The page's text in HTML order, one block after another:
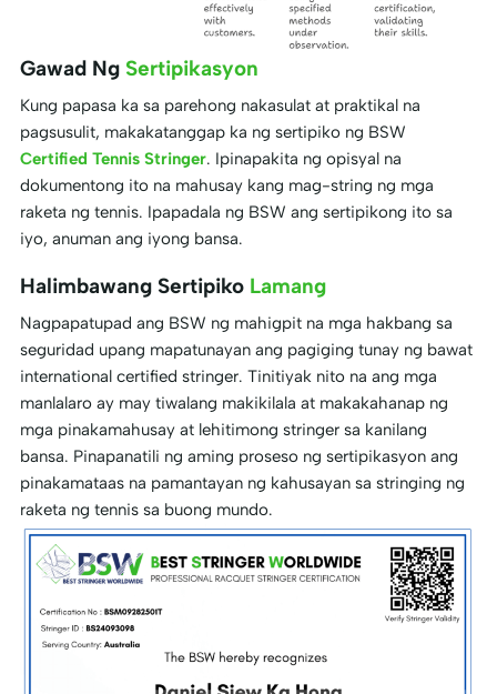
Gawad Ng Sertipikasyon
Kung papasa ka sa parehong nakasulat at praktikal na
pagsusulit, makakatanggap ka ng sertipiko ng BSW
Certified Tennis Stringer. Ipinapakita ng opisyal na
dokumentong ito na mahusay kang mag-string ng mga
raketa ng tennis. Ipapadala ng BSW ang sertipikong ito sa
iyo, anuman ang iyong bansa.
Halimbawang Sertipiko Lamang
Nagpapatupad ang BSW ng mahigpit na mga hakbang sa
seguridad upang mapatunayan ang pagiging tunay ng bawat
international certified stringer. Tinitiyak nito na ang mga
manlalaro ay may tiwalang makikilala at makakahanap ng
mga pinakamahusay at lehitimong stringer sa kanilang
bansa. Pinapanatili ng aming proseso ng sertipikasyon ang
pinakamataas na pamantayan ng kahusayan sa stringing ng
raketa ng tennis sa buong mundo.